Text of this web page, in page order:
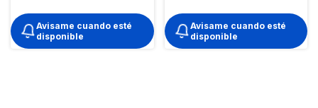
Avisame cuando esté
disponible
Avisame cuando esté
disponible